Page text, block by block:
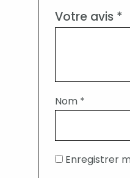
Votre avis *
Nom *
Enregistrer